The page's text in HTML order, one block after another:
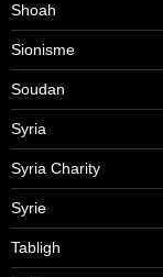
Shoah
Sionisme
Soudan
Syria
Syria Charity
Syrie
Tabligh